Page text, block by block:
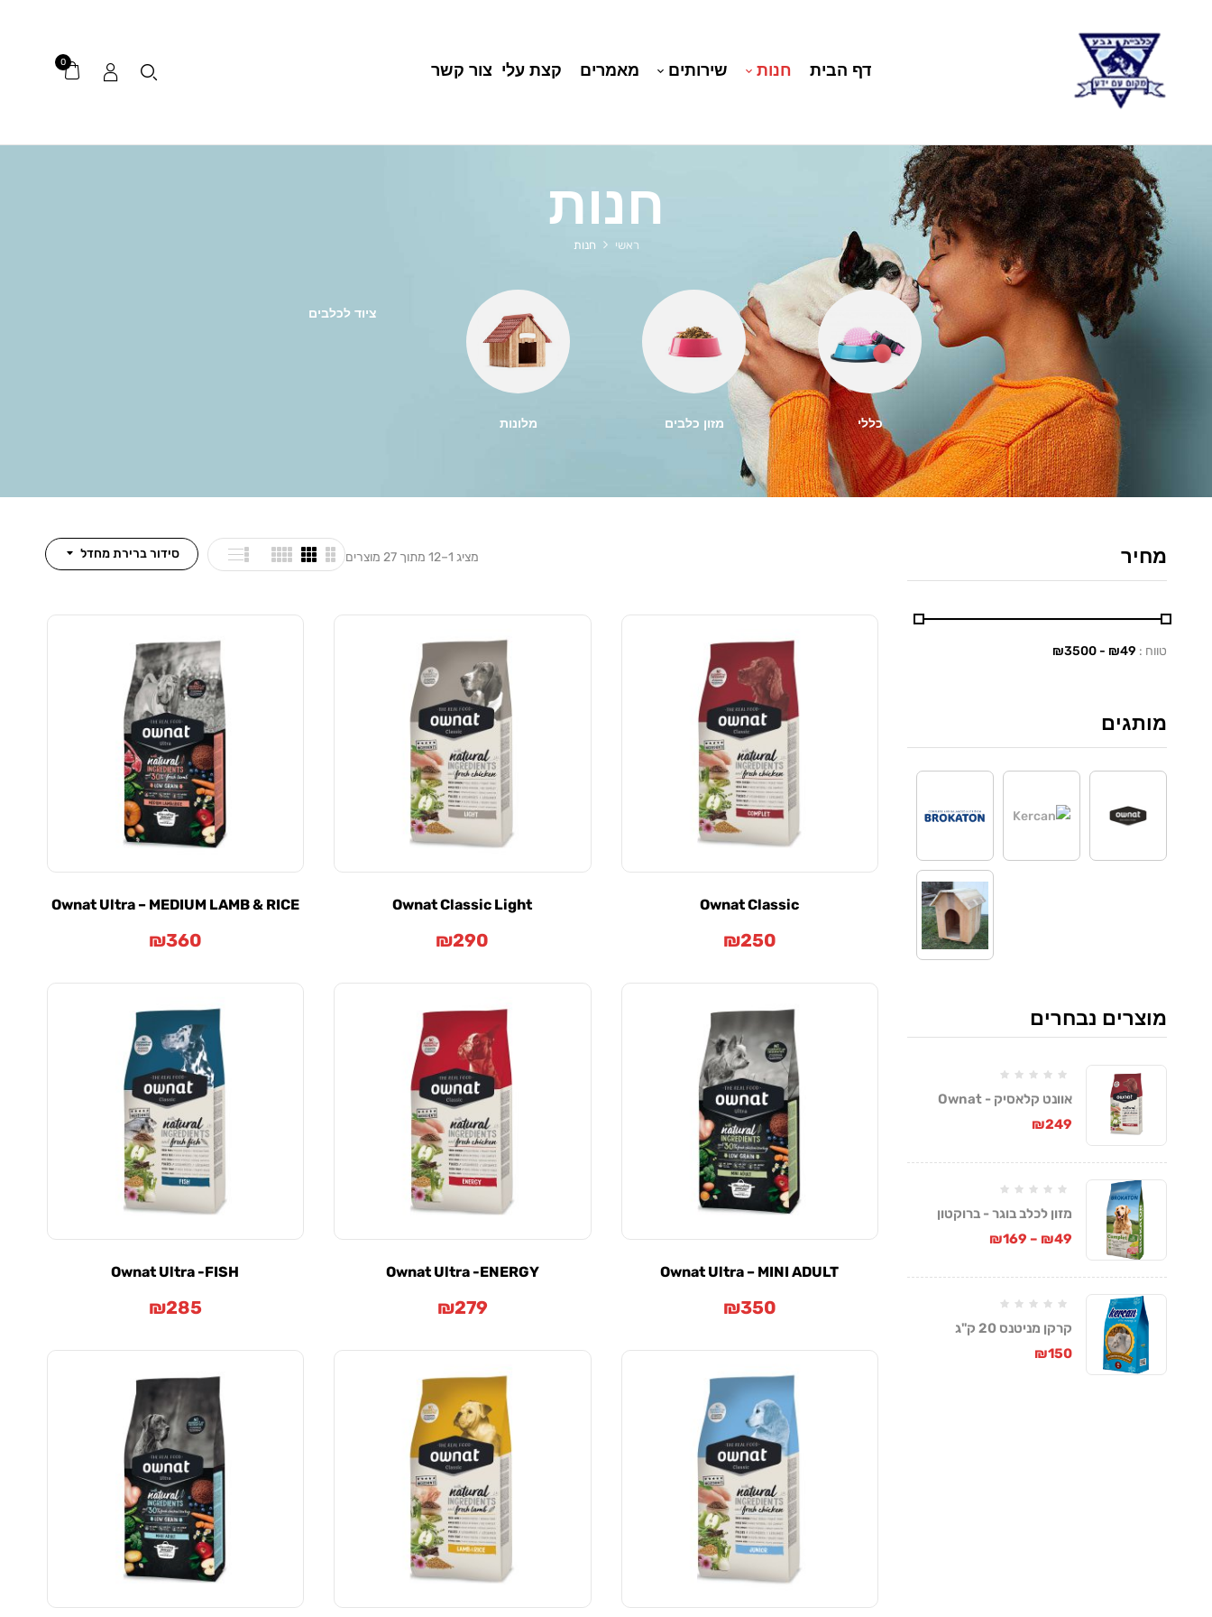
דף הבית חנות שירותים מאמרים קצת עלי צור קשר 0
חנות
ראשי חנות
כללי מזון כלבים מלונות
ציוד לכלבים
מחיר
טווח : 49
- ₪
3500
מותגים
מוצרים נבחרים
אוונט קלאסיק - Ownat
Classic
₪249
מזון לכלב בוגר - ברוקטון
קומפלט
₪49
–
₪169
קרקן מניטנס 20 ק"ג
₪150
סידור ברירת מחדל מציג 1–12 מתוך 27 מוצרים
Ownat Classic
₪250
Ownat Classic Light
₪290
Ownat Ultra – MEDIUM LAMB & RICE
₪360
Ownat Ultra – MINI ADULT
₪350
Ownat Ultra -ENERGY
₪279
Ownat Ultra -FISH
₪285